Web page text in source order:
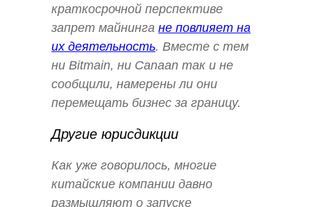
краткосрочной перспективе
запрет майнинга не повлияет на
их деятельность. Вместе с тем
ни Bitmain, ни Canaan так и не
сообщили, намерены ли они
перемещать бизнес за границу.
Другие юрисдикции
Как уже говорилось, многие
китайские компании давно
размышляют о запуске